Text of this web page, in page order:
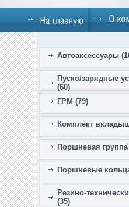
Автоаксессуары
Пуско/зарядные
(60)
ГРМ (79)
Комплект
Поршневая группа
Поршневые
Резино-
(35)